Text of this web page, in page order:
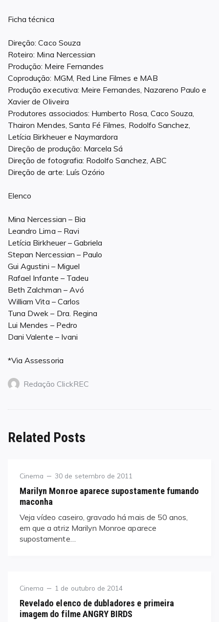
Ficha técnica
Direção: Caco Souza
Roteiro: Mina Nercessian
Produção: Meire Fernandes
Coprodução: MGM, Red Line Filmes e MAB
Produção executiva: Meire Fernandes, Nazareno Paulo e
Xavier de Oliveira
Produtores associados: Humberto Rosa, Caco Souza,
Thairon Mendes, Santa Fé Filmes, Rodolfo Sanchez,
Letícia Birkheuer e Naymardora
Direção de produção: Marcela Sá
Direção de fotografia: Rodolfo Sanchez, ABC
Direção de arte: Luís Ozório
Elenco
Mina Nercessian – Bia
Leandro Lima – Ravi
Letícia Birkheuer – Gabriela
Stepan Nercessian – Paulo
Gui Agustini – Miguel
Rafael Infante – Tadeu
Beth Zalchman – Avó
William Vita – Carlos
Tuna Dwek – Dra. Regina
Lui Mendes – Pedro
Dani Valente – Ivani
*Via Assessoria
Redação ClickREC
Related Posts
Category
Cinema
Posted
30 de setembro de 2011
Marilyn Monroe aparece supostamente fumando
maconha
Veja vídeo caseiro, gravado há mais de 50 anos,
em que a atriz Marilyn Monroe aparece
supostamente…
Category
Cinema
Posted
1 de outubro de 2014
Revelado elenco de dubladores e primeira
imagem do filme ANGRY BIRDS